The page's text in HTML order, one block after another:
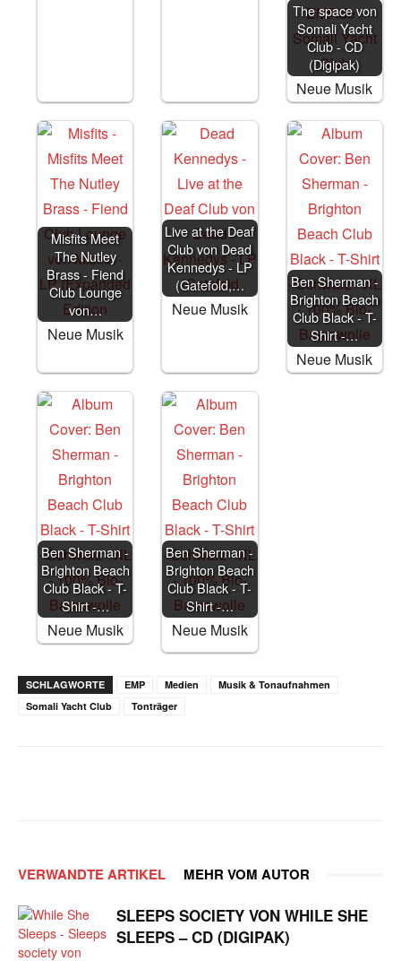
The space von
Somali Yacht
Club - CD
(Digipak)
Neue Musik
Misfits Meet
The Nutley
Brass - Fiend
Club Lounge
von…
Neue Musik
Live at the Deaf
Club von Dead
Kennedys - LP
(Gatefold,…
Neue Musik
Ben Sherman -
Brighton Beach
Club Black - T-
Shirt -…
Neue Musik
Ben Sherman -
Brighton Beach
Club Black - T-
Shirt -…
Neue Musik
Ben Sherman -
Brighton Beach
Club Black - T-
Shirt -…
Neue Musik
SCHLAGWORTE EMP Medien
Musik & Tonaufnahmen
Somali Yacht Club
Tonträger
VERWANDTE ARTIKEL MEHR VOM AUTOR
SLEEPS SOCIETY VON WHILE SHE
SLEEPS – CD (DIGIPAK)